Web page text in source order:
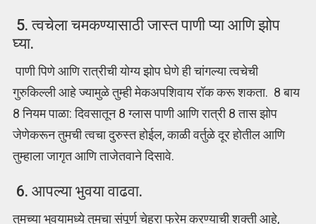
5. त्वचेला चमकण्यासाठी जास्त पाणी प्या आणि झोप
घ्या.
पाणी पिणे आणि रात्रीची योग्य झोप घेणे ही चांगल्या त्वचेची
गुरुकिल्ली आहे ज्यामुळे तुम्ही मेकअपशिवाय रॉक करू शकता. 8 बाय
8 नियम पाळा: दिवसातून 8 ग्लास पाणी आणि रात्री 8 तास झोप
जेणेकरून तुमची त्वचा दुरुस्त होईल, काळी वर्तुळे दूर होतील आणि
तुम्हाला जागृत आणि ताजेतवाने दिसावे.
6. आपल्या भुवया वाढवा.
तुमच्या भुवयामध्ये तुमचा संपूर्ण चेहरा फ्रेम करण्याची शक्ती आहे,